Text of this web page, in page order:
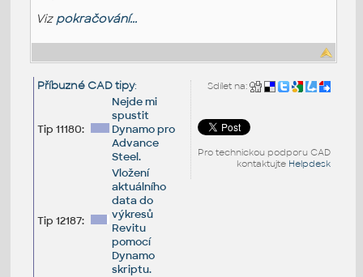
Viz pokračování...
Sdílet na:
Pro technickou podporu CAD
kontaktujte Helpdesk
Příbuzné CAD tipy:
Tip 11180:
Nejde mi
spustit
Dynamo pro
Advance
Steel.
Tip 12187:
Vložení
aktuálního
data do
výkresů
Revitu
pomocí
Dynamo
skriptu.